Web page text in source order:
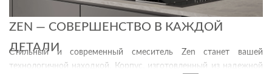
ZEN — СОВЕРШЕНСТВО В КАЖДОЙ
ДЕТАЛИ
Стильный и современный смеситель Zen станет вашей
технологичной находкой. Корпус, изготовленный из надежной